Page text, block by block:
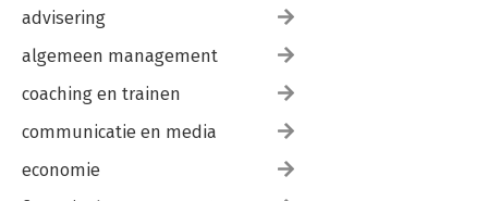
advisering
algemeen management
coaching en trainen
communicatie en media
economie